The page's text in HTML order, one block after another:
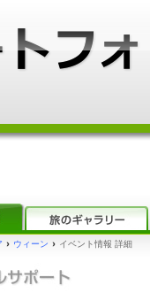
› ウィーン › イベント情報 詳細